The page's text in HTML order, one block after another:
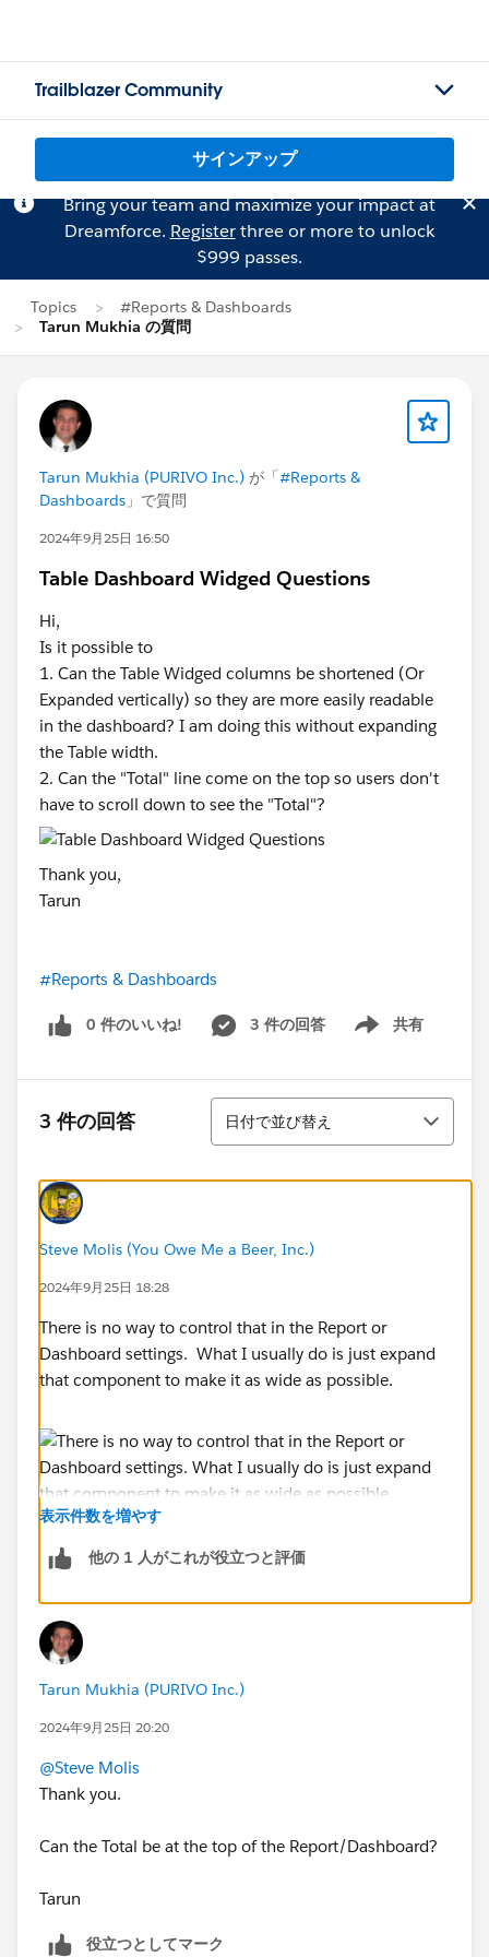
Trailblazer Community
サインアップ
Bring your team and maximize your impact at
Dreamforce. Registerthree or more to unlock
$999 passes.
Topics
#Reports & Dashboards
Tarun Mukhia の質問
Tarun Mukhia (PURIVO Inc.) が「#Reports &
Dashboards 」で質問
2024年9月25日 16:50
Table Dashboard Widged Questions
Hi,
Is it possible to
1. Can the Table Widged columns be shortened (Or
Expanded vertically) so they are more easily readable
in the dashboard? I am doing this without expanding
the Table width.
2. Can the "Total" line come on the top so users don't
have to scroll down to see the "Total"?
Thank you,
Tarun
#Reports & Dashboards
0 件のいいね! 3 件の回答 共有
Show menu
3 件の回答
並び替え
日付で並び替え
Steve Molis (You Owe Me a Beer, Inc.)
2024年9月25日 18:28
There is no way to control that in the Report or
Dashboard settings. What I usually do is just expand
that component to make it as wide as possible.
表示件数を増やす
他の 1 人がこれが役立つと評価
Tarun Mukhia (PURIVO Inc.)
2024年9月25日 20:20
@Steve Molis
Thank you.
Can the Total be at the top of the Report/Dashboard?
Tarun
役立つとしてマーク